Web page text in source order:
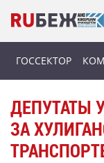
ГОССЕКТОР
ДЕПУТАТЫ
ЗА